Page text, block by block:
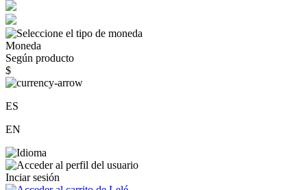
Moneda
Según producto
$
ES
EN
Inciar sesión